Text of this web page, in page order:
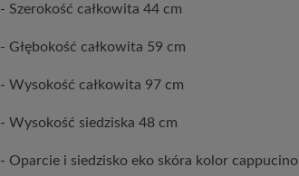
- Szerokość całkowita 44 cm
- Głębokość całkowita 59 cm
- Wysokość całkowita 97 cm
- Wysokość siedziska 48 cm
- Oparcie i siedzisko eko skóra kolor cappucino